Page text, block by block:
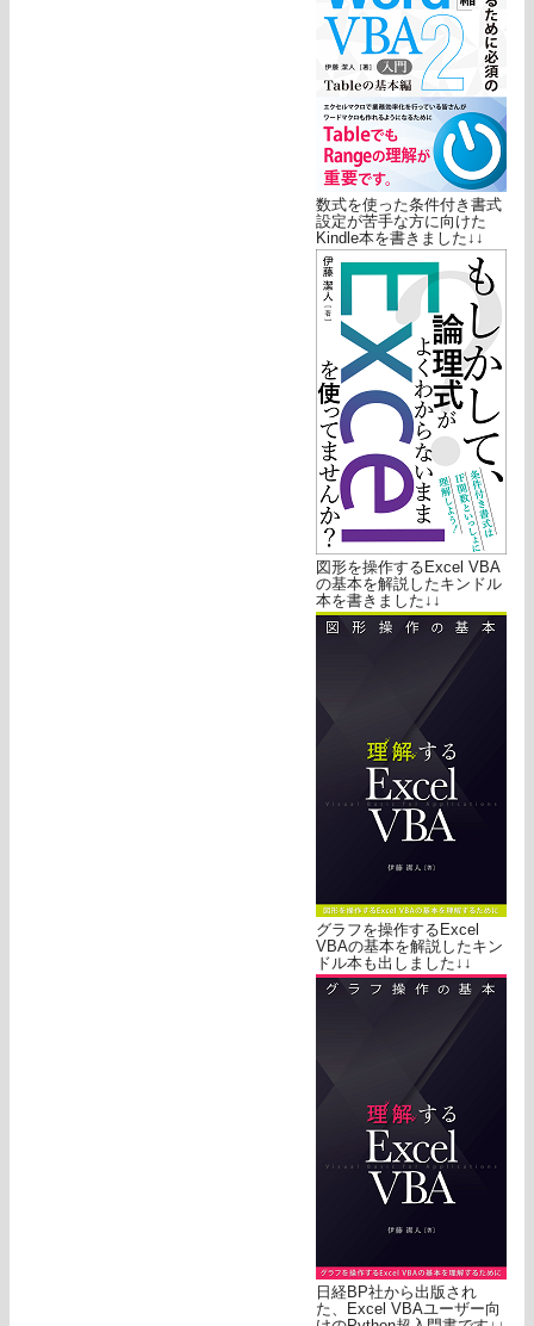
数式を使った条件付き書式
設定が苦手な方に向けた
Kindle本を書きました↓↓
図形を操作するExcel VBA
の基本を解説したキンドル
本を書きました↓↓
グラフを操作するExcel
VBAの基本を解説したキン
ドル本も出しました↓↓
日経BP社から出版され
た、Excel VBAユーザー向